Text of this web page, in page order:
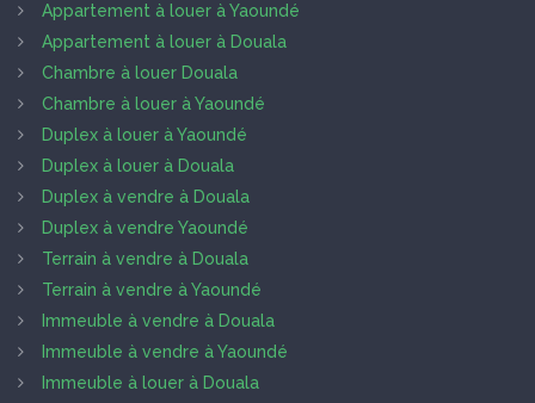
Appartement à louer à Yaoundé
Appartement à louer à Douala
Chambre à louer Douala
Chambre à louer à Yaoundé
Duplex à louer à Yaoundé
Duplex à louer à Douala
Duplex à vendre à Douala
Duplex à vendre Yaoundé
Terrain à vendre à Douala
Terrain à vendre à Yaoundé
Immeuble à vendre à Douala
Immeuble à vendre à Yaoundé
Immeuble à louer à Douala